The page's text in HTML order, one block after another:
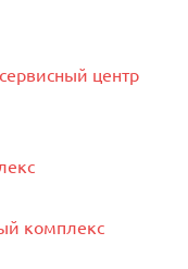
центр
комплекс